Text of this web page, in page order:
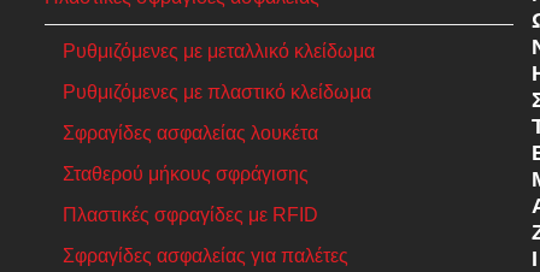
Ρυθμιζόμενες με μεταλλικό κλείδωμα
Ρυθμιζόμενες με πλαστικό κλείδωμα
Σφραγίδες ασφαλείας λουκέτα
Σταθερού μήκους σφράγισης
Πλαστικές σφραγίδες με RFID
Σφραγίδες ασφαλείας για παλέτες
Ί